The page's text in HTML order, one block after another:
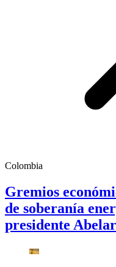
Colombia
Gremios
de soberanía
presidente